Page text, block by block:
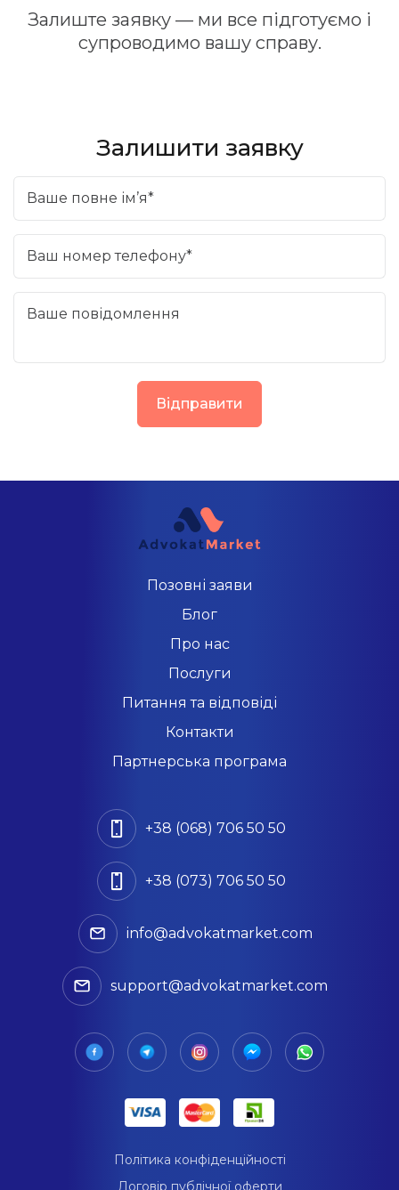
Залиште заявку — ми все підготуємо і
супроводимо вашу справу.
Залишити заявку
Ваше повне ім’я*
Ваш номер телефону*
Ваше повідомлення
Відправити
Позовні заяви
Блог
Про нас
Послуги
Питання та відповіді
Контакти
Партнерська програма
+38 (068) 706 50 50
+38 (073) 706 50 50
info@advokatmarket.com
support@advokatmarket.com
Політика конфіденційності
Договір публічної оферти